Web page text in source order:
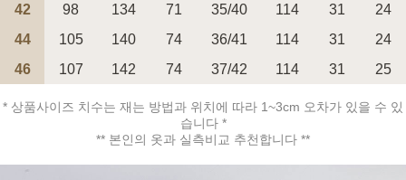
페이코 ID로 페
PAYCO 바로구매
42
98 134 71 35/40 114 31
24
44
105 140 74 36/41 114 31
24
46
107 142 74 37/42 114 31 25
* 상품사이즈 치수는 재는 방법과 위치에 따라 1~3cm 오차가 있을 수 있
습니다 *
** 본인의 옷과 실측비교 추천합니다 **